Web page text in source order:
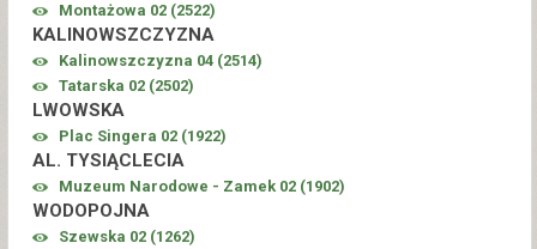
Montażowa 02 (2522)
KALINOWSZCZYZNA
Kalinowszczyzna 04 (2514)
Tatarska 02 (2502)
LWOWSKA
Plac Singera 02 (1922)
AL. TYSIĄCLECIA
Muzeum Narodowe - Zamek 02 (1902)
WODOPOJNA
Szewska 02 (1262)